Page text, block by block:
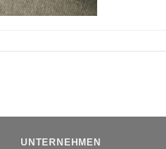
UNTERNEHMEN